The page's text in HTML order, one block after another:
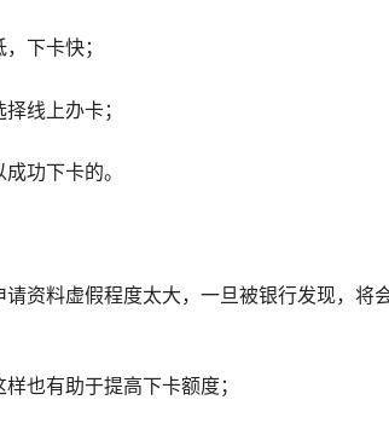
下卡快；
线上办卡；
功下卡的。
资料虚假程度太大，一旦被银行发现，将
也有助于提高下卡额度；